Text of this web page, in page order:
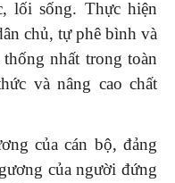
lối sống. Thực hiện
chủ, tự phê bình và
nhất trong toàn
và nâng cao chất
của cán bộ, đảng
của người đứng